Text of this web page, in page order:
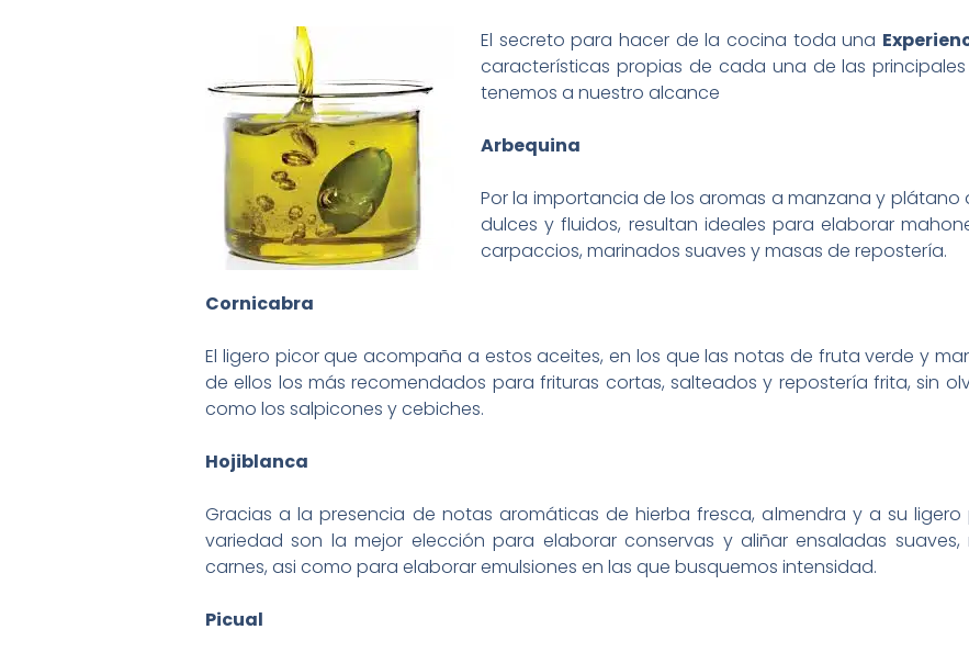
El secreto para hacer de la cocina toda una
características propias de cada una de las
tenemos a nuestro alcance
Arbequina
Por la importancia de los aromas a manzana y plátano
dulces y fluidos, resultan ideales para elaborar
carpaccios, marinados suaves y masas de repostería.
Cornicabra
El ligero picor que acompaña a estos aceites, en los que las notas de fruta verde y
de ellos los más recomendados para frituras cortas, salteados y repostería frita, sin
como los salpicones y cebiches.
Hojiblanca
Gracias a la presencia de notas aromáticas de hierba fresca, almendra y a su
variedad son la mejor elección para elaborar conservas y aliñar ensaladas
carnes, asi como para elaborar emulsiones en las que busquemos intensidad.
Picual